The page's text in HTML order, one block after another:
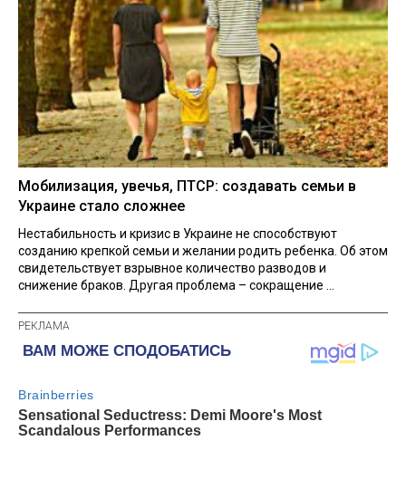
Мобилизация, увечья, ПТСР: создавать семьи в
Украине стало сложнее
Нестабильность и кризис в Украине не способствуют
созданию крепкой семьи и желании родить ребенка. Об этом
свидетельствует взрывное количество разводов и
снижение браков. Другая проблема – сокращение ...